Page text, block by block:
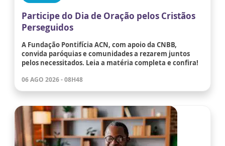
Participe do Dia de Oração pelos Cristãos
Perseguidos
A Fundação Pontifícia ACN, com apoio da CNBB,
convida paróquias e comunidades a rezarem juntos
pelos necessitados. Leia a matéria completa e confira!
06 AGO 2026 - 08H48